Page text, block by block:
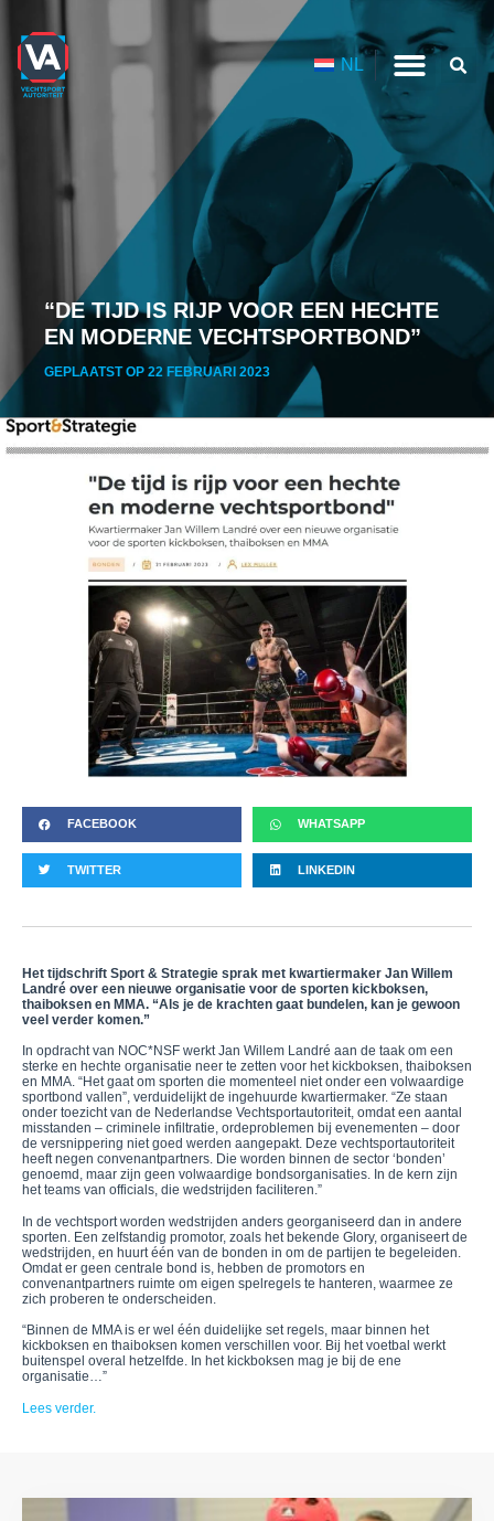
NL
“DE TIJD IS RIJP VOOR EEN HECHTE
EN MODERNE VECHTSPORTBOND”
GEPLAATST OP 22 FEBRUARI 2023
FACEBOOK WHATSAPP
TWITTER LINKEDIN
Het tijdschrift Sport & Strategie sprak met kwartiermaker Jan Willem
Landré over een nieuwe organisatie voor de sporten kickboksen,
thaiboksen en MMA. “Als je de krachten gaat bundelen, kan je gewoon
veel verder komen.”
In opdracht van NOC*NSF werkt Jan Willem Landré aan de taak om een
sterke en hechte organisatie neer te zetten voor het kickboksen, thaiboksen
en MMA. “Het gaat om sporten die momenteel niet onder een volwaardige
sportbond vallen”, verduidelijkt de ingehuurde kwartiermaker. “Ze staan
onder toezicht van de Nederlandse Vechtsportautoriteit, omdat een aantal
misstanden – criminele infiltratie, ordeproblemen bij evenementen – door
de versnippering niet goed werden aangepakt. Deze vechtsportautoriteit
heeft negen convenantpartners. Die worden binnen de sector ‘bonden’
genoemd, maar zijn geen volwaardige bondsorganisaties. In de kern zijn
het teams van officials, die wedstrijden faciliteren.”
In de vechtsport worden wedstrijden anders georganiseerd dan in andere
sporten. Een zelfstandig promotor, zoals het bekende Glory, organiseert de
wedstrijden, en huurt één van de bonden in om de partijen te begeleiden.
Omdat er geen centrale bond is, hebben de promotors en
convenantpartners ruimte om eigen spelregels te hanteren, waarmee ze
zich proberen te onderscheiden.
“Binnen de MMA is er wel één duidelijke set regels, maar binnen het
kickboksen en thaiboksen komen verschillen voor. Bij het voetbal werkt
buitenspel overal hetzelfde. In het kickboksen mag je bij de ene
organisatie…”
Lees verder.